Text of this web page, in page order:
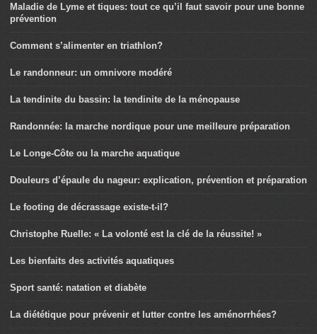
Maladie de Lyme et tiques: tout ce qu’il faut savoir pour une bonne
prévention
Comment s’alimenter en triathlon?
Le randonneur: un omnivore modéré
La tendinite du bassin: la tendinite de la ménopause
Randonnée: la marche nordique pour une meilleure préparation
Le Longe-Côte ou la marche aquatique
Douleurs d’épaule du nageur: explication, prévention et préparation
Le footing de décrassage existe-t-il?
Christophe Ruelle: « La volonté est la clé de la réussite! »
Les bienfaits des activités aquatiques
Sport santé: natation et diabète
La diététique pour prévenir et lutter contre les aménorrhées?